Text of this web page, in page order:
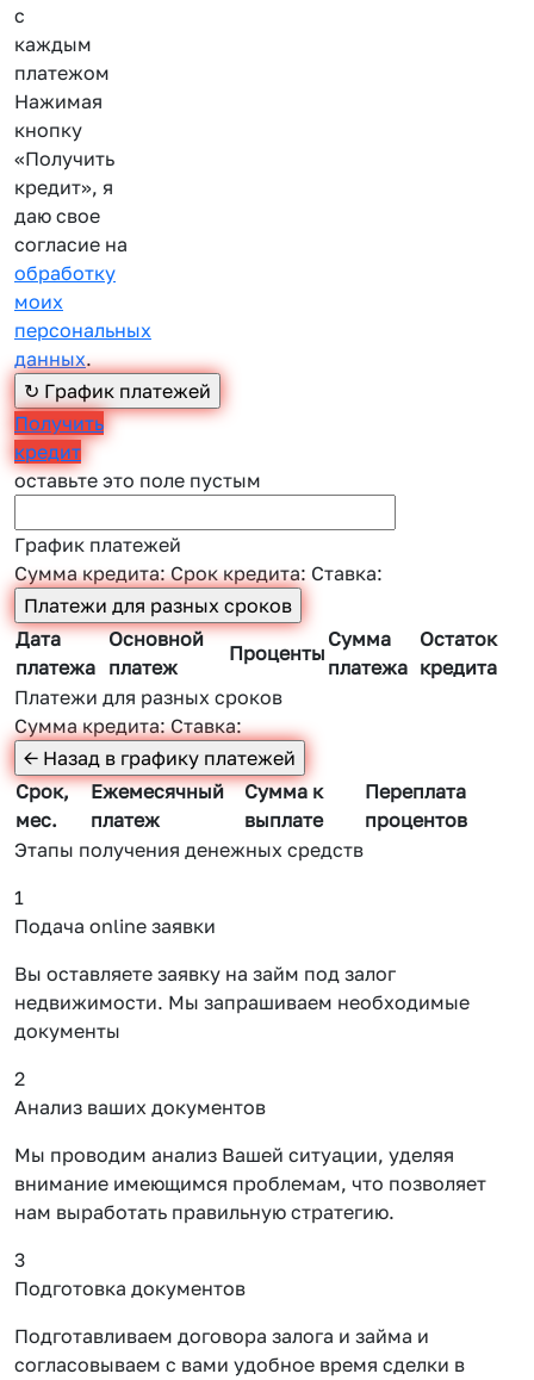
с
каждым
платежом
Нажимая
кнопку
«Получить
кредит», я
даю свое
согласие на
обработку
моих
персональных
данных.
Получить
кредит
оставьте это поле пустым
График платежей
Сумма кредита:Срок кредита: Ставка:
Дата
платежа
Основной
платеж
Проценты
Сумма
платежа
Остаток
кредита
Платежи для разных сроков
Сумма кредита:Ставка:
Срок,
мес.
Ежемесячный
платеж
Сумма к
выплате
Переплата
процентов
Этапы получения денежных средств
1
Подача online заявки
Вы оставляете заявку на займ под залог
недвижимости. Мы запрашиваем необходимые
документы
2
Анализ ваших документов
Мы проводим анализ Вашей ситуации, уделяя
внимание имеющимся проблемам, что позволяет
нам выработать правильную стратегию.
3
Подготовка документов
Подготавливаем договора залога и займа и
согласовываем с вами удобное время сделки в